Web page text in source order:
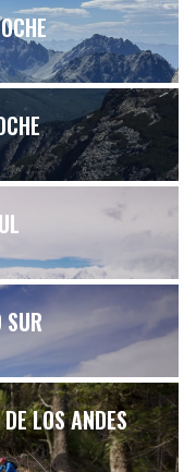
SUR
LOS ANDES